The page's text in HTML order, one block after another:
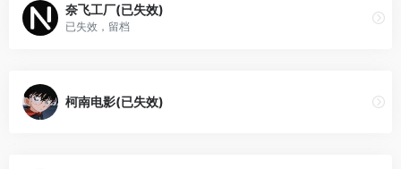
奈飞工厂(已失效)
已失效，留档
柯南电影(已失效)